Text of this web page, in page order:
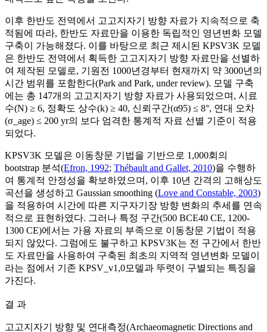
이후 한반도 전역에서 고고지자기 방향 자료가 지속적으로 축
적됨에 따라, 한반도 자료만을 이용한 독립적인 영년변화 모델
구축이 가능해졌다. 이를 바탕으로 최근 제시된 KPSV3K 모델
은 한반도 전역에서 획득한 고고지자기 방향 자료만을 선별하
여 제작된 모델로, 기원전 1000년경부터 현재까지 약 3000년의
시간 범위를 포함한다(Park and Park, under review). 모델 구축
에는 총 147개의 고고지자기 방향 자료가 사용되었으며, 시료
수(N) ≥ 6, 정확도 상수(k) ≥ 40, 신뢰구간(α95) ≤ 8°, 연대 오차
(σ_age) ≤ 200 yr의 보다 엄격한 통계적 자료 선별 기준이 적용
되었다.
KPSV3K 모델은 이동창문 기법을 기반으로 1,000회의
bootstrap 분석(Efron, 1992; Thébault and Gallet, 2010)을 수행하
여 통계적 안정성을 확보하였으며, 이후 10년 간격의 고해상도
곡선을 생성하고 Gaussian smoothing (Love and Constable, 2003)
을 적용하여 시간에 따른 지구자기장 방향 변화의 추세를 연속
적으로 표현하였다. 그러나 특정 구간(500 BCE­40 CE, 1200­
1300 CE)에서는 가용 자료의 부족으로 이동창문 기법이 적용
되지 않았다. 그럼에도 불구하고 KPSV3K는 전 구간에서 한반
도 자료만을 사용하여 구축된 최초의 지역적 영년변화 모델이
라는 점에서 기존 KPSV_v1,0모델과 뚜렷이 구별되는 특징을
가진다.
결 과
고고지자기 방향 및 연대측정(Archaeomagnetic Directions and